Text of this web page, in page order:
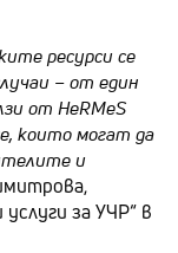
ресурси се
– от един
от HeRMeS
които могат да
и
за УЧР“ в